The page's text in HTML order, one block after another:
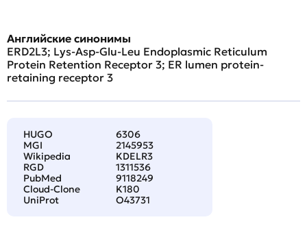
Английские синонимы
ERD2L3; Lys-Asp-Glu-Leu Endoplasmic Reticulum
Protein Retention Receptor 3; ER lumen protein-
retaining receptor 3
HUGO
6306
MGI
2145953
Wikipedia
KDELR3
RGD
1311536
PubMed
9118249
Cloud-Clone
K180
UniProt
O43731